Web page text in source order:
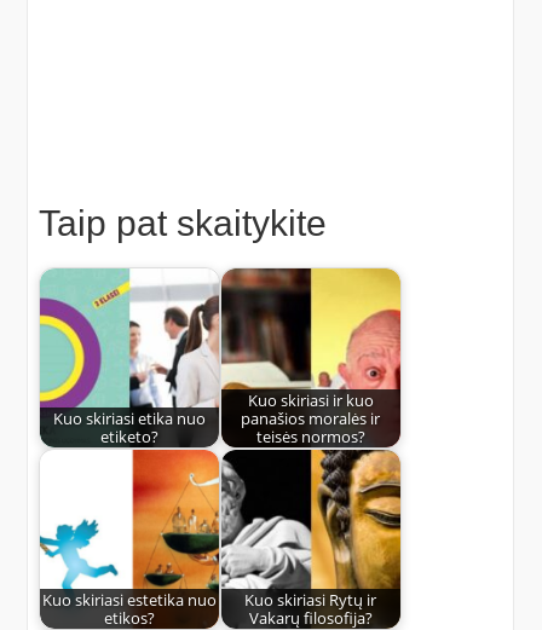
Taip pat skaitykite
Kuo skiriasi etika nuo
etiketo?
Kuo skiriasi ir kuo
panašios moralės ir
teisės normos?
Kuo skiriasi estetika nuo
etikos?
Kuo skiriasi Rytų ir
Vakarų filosofija?